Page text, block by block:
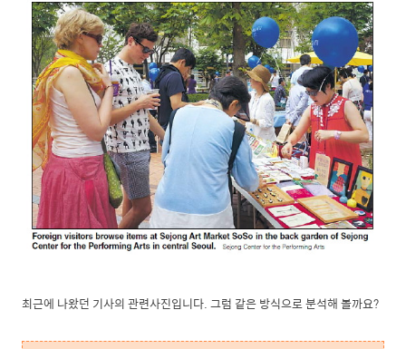
최근에 나왔던 기사의 관련사진입니다. 그럼 같은 방식으로 분석해 볼까요?